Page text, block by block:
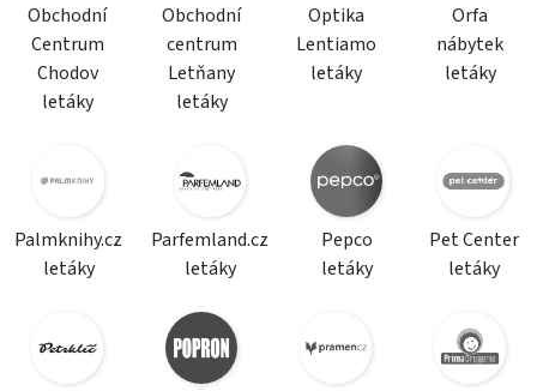
Obchodní
Centrum
Chodov
letáky
Obchodní
centrum
Letňany
letáky
Optika
Lentiamo
letáky
Orfa
nábytek
letáky
Palmknihy.cz
letáky
Parfemland.cz
letáky
Pepco
letáky
Pet Center
letáky